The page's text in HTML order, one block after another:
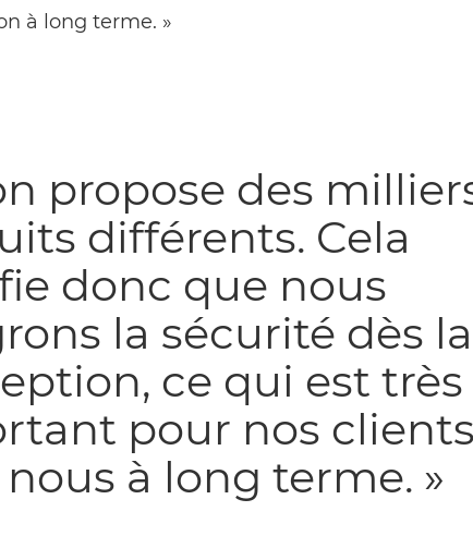
à long terme. »
propose des
différents. Cela
donc que nous
la sécurité dès la
ce qui est très
pour nos
à long terme. »